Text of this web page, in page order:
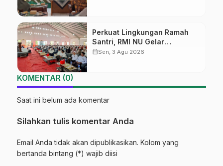
Perkuat Lingkungan Ramah
Santri, RMI NU Gelar
‘Sambang Pesantren’ di Pati
calendar_monthSen, 3 Agu 2026
KOMENTAR (0)
Saat ini belum ada komentar
Silahkan tulis komentar Anda
Email Anda tidak akan dipublikasikan. Kolom yang
bertanda bintang (*) wajib diisi